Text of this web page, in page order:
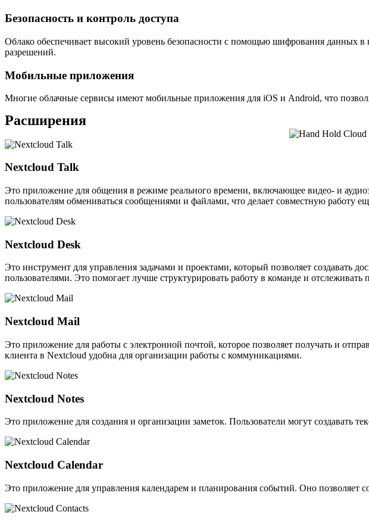
Безопасность и контроль доступа
Облако обеспечивает высокий уровень безопасности с помощью шифрования данных
разрешений.
Мобильные приложения
Многие облачные сервисы имеют мобильные приложения для iOS и Android, что
Расширения
Nextcloud Talk
Это приложение для общения в режиме реального времени, включающее видео- и
пользователям обмениваться сообщениями и файлами, что делает совместную работу
Nextcloud Desk
Это инструмент для управления задачами и проектами, который позволяет создавать
пользователями. Это помогает лучше структурировать работу в команде и отслеживать
Nextcloud Mail
Это приложение для работы с электронной почтой, которое позволяет получать и
клиента в Nextcloud удобна для организации работы с коммуникациями.
Nextcloud Notes
Это приложение для создания и организации заметок. Пользователи могут создавать
Nextcloud Calendar
Это приложение для управления календарем и планирования событий. Оно позволяет